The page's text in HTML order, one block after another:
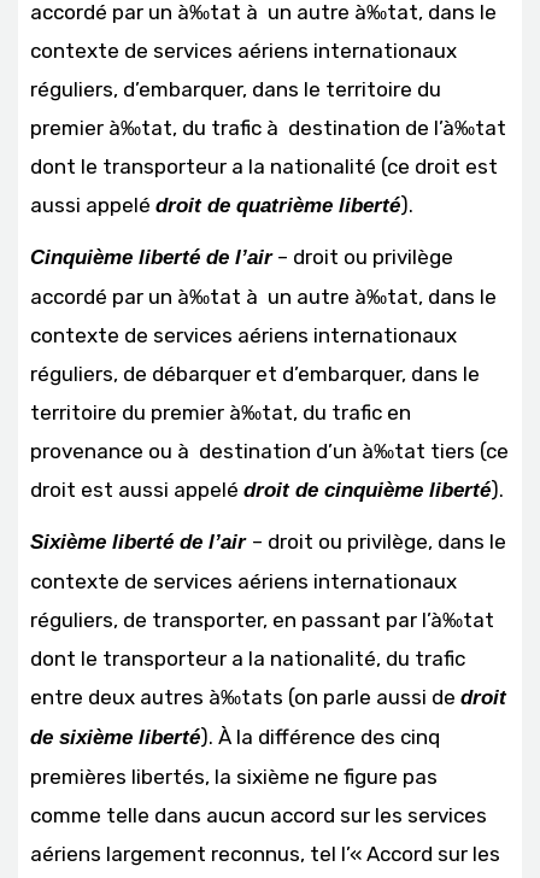
accordé par un à‰tat à un autre à‰tat, dans le
contexte de services aériens internationaux
réguliers, d’embarquer, dans le territoire du
premier à‰tat, du trafic à destination de l’à‰tat
dont le transporteur a la nationalité (ce droit est
aussi appelé droit de quatrième liberté).
Cinquième liberté de l’air– droit ou privilège
accordé par un à‰tat à un autre à‰tat, dans le
contexte de services aériens internationaux
réguliers, de débarquer et d’embarquer, dans le
territoire du premier à‰tat, du trafic en
provenance ou à destination d’un à‰tat tiers (ce
droit est aussi appelé droit de cinquième liberté).
Sixième liberté de l’air – droit ou privilège, dans le
contexte de services aériens internationaux
réguliers, de transporter, en passant par l’à‰tat
dont le transporteur a la nationalité, du trafic
entre deux autres à‰tats (on parle aussi de droit
de sixième liberté). À la différence des cinq
premières libertés, la sixième ne figure pas
comme telle dans aucun accord sur les services
aériens largement reconnus, tel l’« Accord sur les